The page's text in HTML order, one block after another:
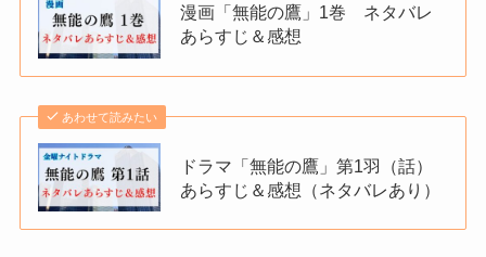
漫画「無能の鷹」1巻 ネタバレ
あらすじ＆感想
あわせて読みたい
ドラマ「無能の鷹」第1羽（話）
あらすじ＆感想（ネタバレあり）